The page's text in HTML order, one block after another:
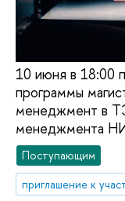
10 июня в 18:00
программы
менеджмент в
менеджмента
Поступающим
приглашение к